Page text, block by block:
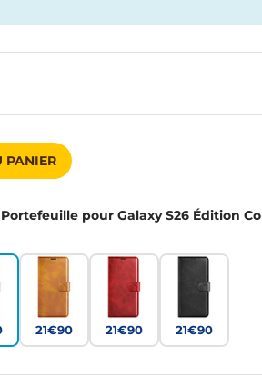
PANIER
pour Galaxy S26 Édition
21€90 21€90 21€90